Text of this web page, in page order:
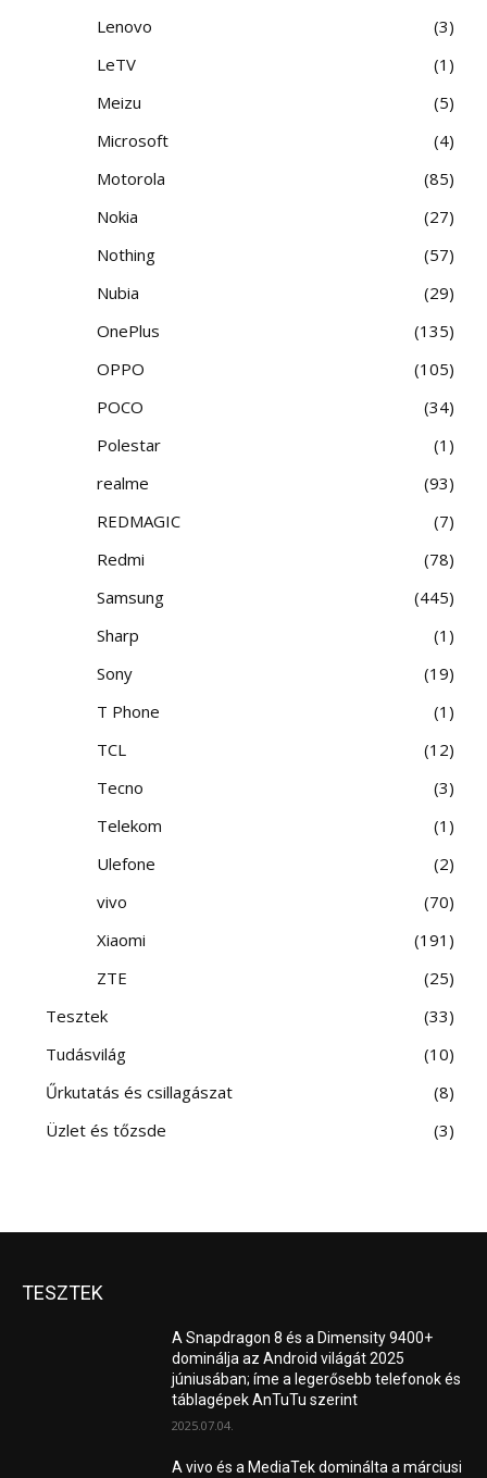
Lenovo
3
LeTV
1
Meizu
5
Microsoft
4
Motorola
85
Nokia
27
Nothing
57
Nubia
29
OnePlus
135
OPPO
105
POCO
34
Polestar
1
realme
93
REDMAGIC
7
Redmi
78
Samsung
445
Sharp
1
Sony
19
T Phone
1
TCL
12
Tecno
3
Telekom
1
Ulefone
2
vivo
70
Xiaomi
191
ZTE
25
Tesztek
33
Tudásvilág
10
Űrkutatás és csillagászat
8
Üzlet és tőzsde
3
TESZTEK
A Snapdragon 8 és a Dimensity 9400+
dominálja az Android világát 2025
júniusában; íme a legerősebb telefonok és
táblagépek AnTuTu szerint
2025.07.04.
A vivo és a MediaTek dominálta a márciusi